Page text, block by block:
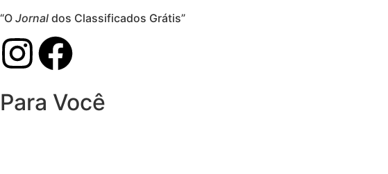
“O Jornal dos Classificados Grátis”
Para Você